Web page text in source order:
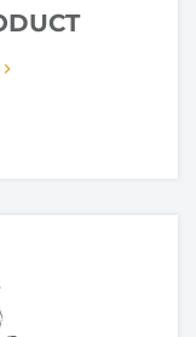
keyboard_arrow_right